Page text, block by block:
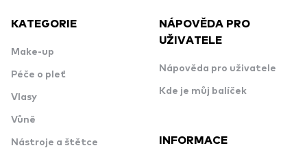
KATEGORIE
Make-up
Péče o pleť
Vlasy
Vůně
Nástroje a štětce
NÁPOVĚDA PRO
UŽIVATELE
Nápověda pro uživatele
Kde je můj balíček
INFORMACE